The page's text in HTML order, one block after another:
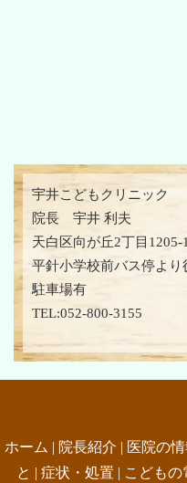
宇井こどもクリニック
院長 宇井 利夫
天白区向が丘2丁目1205-1
平針小学校前バス停より
駐車場有
TEL:052-800-3155
ホーム | 院長紹介 | 医院の情
と | 症状・処置 | こどもの